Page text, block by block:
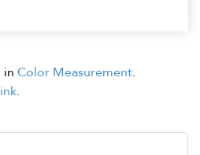
in Color Measurement.
.